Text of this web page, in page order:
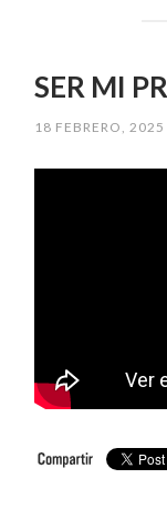
SER MI
18 FEBRERO, 2025